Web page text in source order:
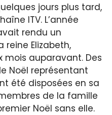
jours plus tard,
ITV. L’année
rendu un
Elizabeth,
auparavant. Des
Noël représentant
été disposées en sa
de la famille
Noël sans elle.